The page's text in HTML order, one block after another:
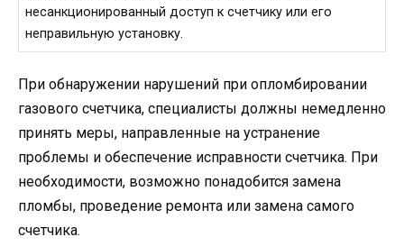
несанкционированный доступ к счетчику или его
неправильную установку.
При обнаружении нарушений при опломбировании
газового счетчика, специалисты должны немедленно
принять меры, направленные на устранение
проблемы и обеспечение исправности счетчика. При
необходимости, возможно понадобится замена
пломбы, проведение ремонта или замена самого
счетчика.